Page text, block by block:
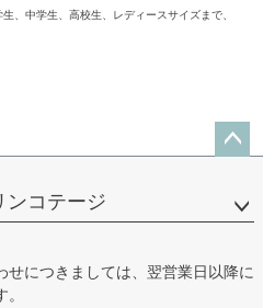
、中学生、高校生、レディースサイズまで、
ップ
ンコテージ
につきましては、翌営業日以降に